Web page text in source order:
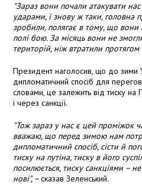
"Зараз вони почали атакувати
ударами, і знову ж таки, головна
зробили, полягає в тому, що вони
полі бою. За місяць вони не
територій, ніж втратили
Президент наголосив, що до зими
дипломатичний спосіб для
словами, це залежить від тиску на
і через санкції.
"Тож зараз у нас є цей проміжок
вважаю, що перед зимою нам
дипломатичний спосіб, сісти й
тиску на путіна, тиску в його
посилюється, тиску санкціями –
нові", –сказав Зеленський.